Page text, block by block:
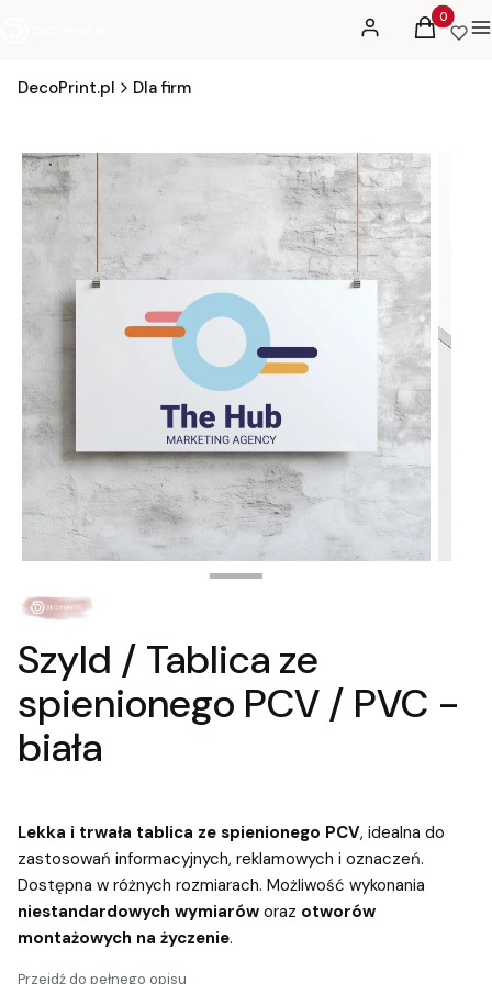
Zaloguj sięProdukty
Koszyk
DecoPrint.pl Dla firm
Szyld / Tablica ze
spienionego PCV / PVC -
biała
Lekka i trwała tablica ze spienionego PCV, idealna do
zastosowań informacyjnych, reklamowych i oznaczeń.
Dostępna w różnych rozmiarach. Możliwość wykonania
niestandardowych wymiarów oraz otworów
montażowych na życzenie.
Przejdź do pełnego opisu